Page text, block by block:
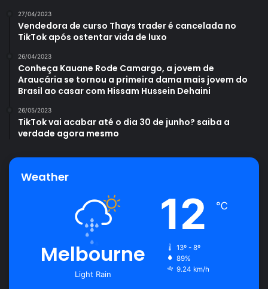
27/04/2023
Vendedora de curso Thays trader é cancelada no
TikTok após ostentar vida de luxo
26/04/2023
Conheça Kauane Rode Camargo, a jovem de
Araucária se tornou a primeira dama mais jovem do
Brasil ao casar com Hissam Hussein Dehaini
26/05/2023
TikTok vai acabar até o dia 30 de junho? saiba a
verdade agora mesmo
Weather
Melbourne
Light Rain
12 ℃
13º - 8º
89%
9.24 km/h